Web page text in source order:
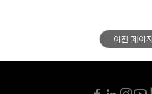
이전 페이지